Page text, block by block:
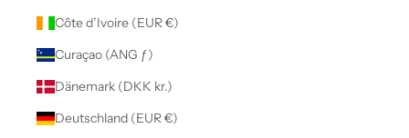
Côte d’Ivoire (EUR €)
Curaçao (ANG ƒ)
Dänemark (DKK kr.)
Deutschland (EUR €)